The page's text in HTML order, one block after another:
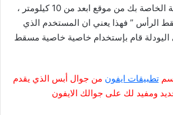
تعليق على اليودلة الخاصة بك من موقع ابعد من 10 كيلومتر ،
الرأس ” فهذا يعني ان المستخدم الذي
اليودلة قام بإستخدام خاصية خاصية مسقط
تطبيقات ايفون من جوال أبس الذي يقدم
ومفيد لك على جوالك الايفون